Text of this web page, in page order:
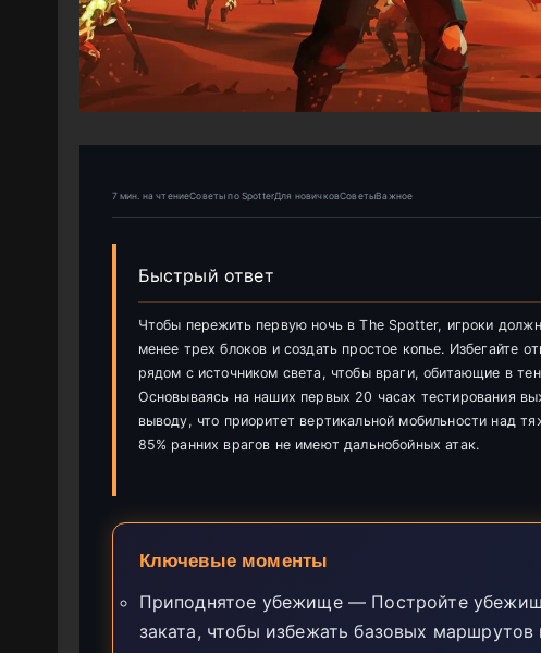
7 мин. на чтениеСоветы по SpotterДля новичковСоветыВажное
Быстрый ответ
Чтобы пережить первую ночь в The Spotter, игроки
менее трех блоков и создать простое копье. Избегайте
рядом с источником света, чтобы враги, обитающие в
Основываясь на наших первых 20 часах тестирования
выводу, что приоритет вертикальной мобильности над
85% ранних врагов не имеют дальнобойных атак.
Ключевые моменты
Приподнятое убежище — Постройте
заката, чтобы избежать базовых маршрутов